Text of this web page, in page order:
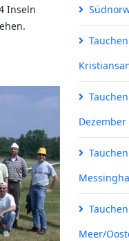
Inseln
Dezember
Meer/